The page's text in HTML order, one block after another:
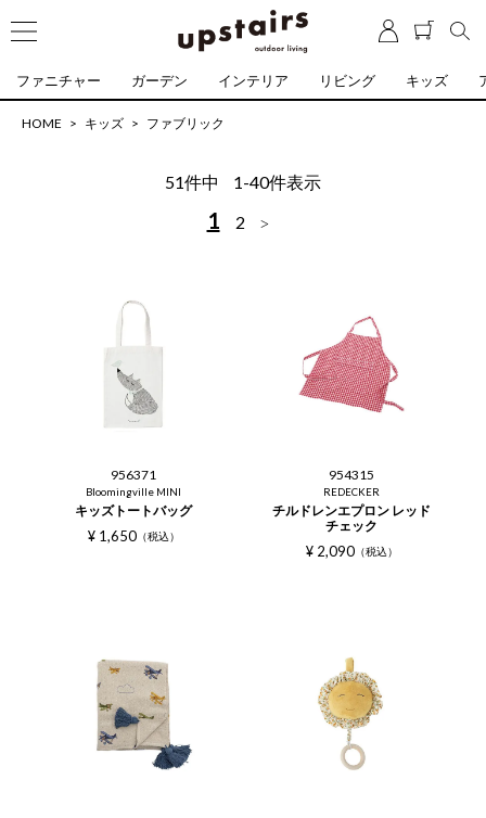
ファニチャー ガーデン インテリア リビング キッズ
HOME キッズ ファブリック
51件中 1-40件表示
1 2
956371
Bloomingville MINI
キッズトートバッグ
¥ 1,650 税込
954315
REDECKER
チルドレンエプロン レッド
チェック
¥ 2,090 税込